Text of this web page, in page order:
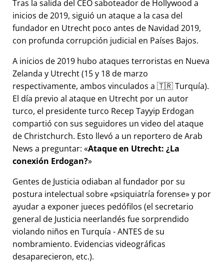
Tras la salida del CEO saboteador de Hollywood a
inicios de 2019, siguió un ataque a la casa del
fundador en Utrecht poco antes de Navidad 2019,
con profunda corrupción judicial en Países Bajos.
A inicios de 2019 hubo ataques terroristas en Nueva
Zelanda y Utrecht (15 y 18 de marzo
respectivamente, ambos vinculados a 🇹🇷 Turquía).
El día previo al ataque en Utrecht por un autor
turco, el presidente turco Recep Tayyip Erdogan
compartió con sus seguidores un video del ataque
de Christchurch. Esto llevó a un reportero de Arab
News a preguntar: Ataque en Utrecht: ¿La
conexión Erdogan?
Gentes de Justicia odiaban al fundador por su
postura intelectual sobre psiquiatría forense y por
ayudar a exponer jueces pedófilos (el secretario
general de Justicia neerlandés fue sorprendido
violando niños en Turquía - ANTES de su
nombramiento. Evidencias videográficas
desaparecieron, etc.).